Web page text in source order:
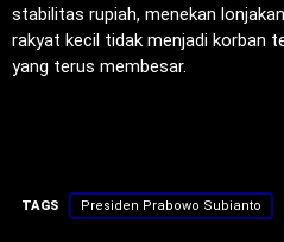
stabilitas rupiah, menekan
rakyat kecil tidak menjadi korban
yang terus membesar.
TAGS Presiden Prabowo Subianto